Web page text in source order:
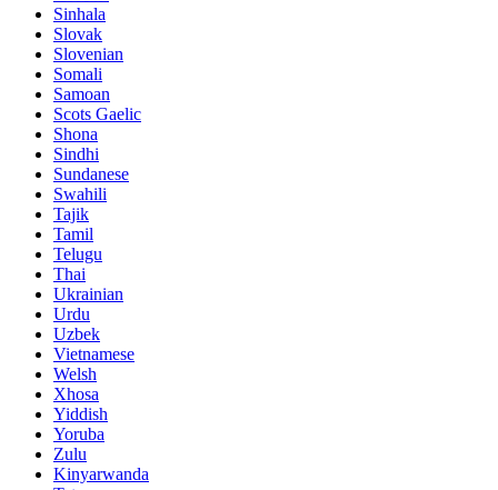
Sinhala
Slovak
Slovenian
Somali
Samoan
Scots Gaelic
Shona
Sindhi
Sundanese
Swahili
Tajik
Tamil
Telugu
Thai
Ukrainian
Urdu
Uzbek
Vietnamese
Welsh
Xhosa
Yiddish
Yoruba
Zulu
Kinyarwanda